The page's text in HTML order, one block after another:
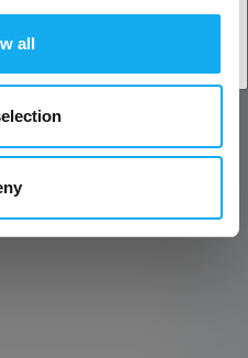
all
tone silk finishen.
Copymaster3D PLA Duo-Silk
sammanstrålar för att skapa
Med sömlösa övergångar
blir varje lager